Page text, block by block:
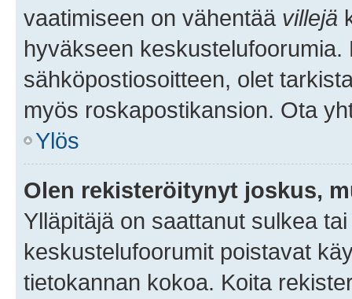
vaatimiseen on vähentää villejä
hyväkseen
sähköpostiosoitteen, olet
myös roskapostikansion. Ota
Ylös
Olen rekisteröitynyt joskus,
Ylläpitäjä on saattanut sulkea
keskustelufoorumit poistavat
tietokannan kokoa. Koita